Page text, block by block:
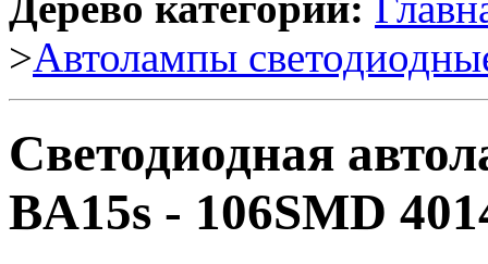
>Автолампы
Светодиодная
BA15s - 106SMD